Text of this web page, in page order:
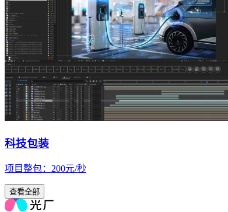
科技包装
项目整包： 200元/秒
查看全部